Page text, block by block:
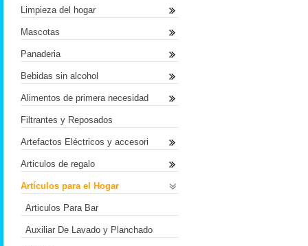
Limpieza del hogar
Mascotas
Panaderia
Bebidas sin alcohol
Alimentos de primera necesidad
Filtrantes y Reposados
Artefactos Eléctricos y accesori
Articulos de regalo
Artículos para el Hogar
Articulos Para Bar
Auxiliar De Lavado y Planchado